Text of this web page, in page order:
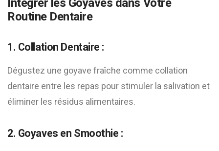
Intégrer les Goyaves dans Votre
Routine Dentaire
1. Collation Dentaire :
Dégustez une goyave fraîche comme collation
dentaire entre les repas pour stimuler la salivation et
éliminer les résidus alimentaires.
2. Goyaves en Smoothie :